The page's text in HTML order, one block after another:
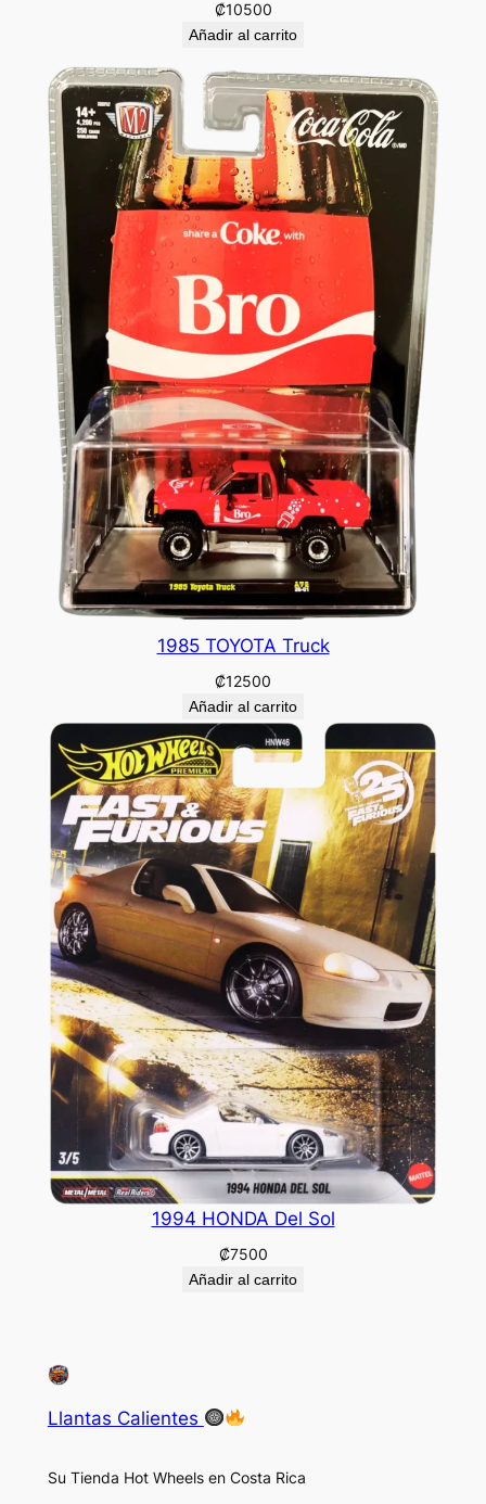
₡10500
Añadir al carrito
1985 TOYOTA Truck
₡12500
Añadir al carrito
1994 HONDA Del Sol
₡7500
Añadir al carrito
Llantas Calientes
Su Tienda Hot Wheels en Costa Rica